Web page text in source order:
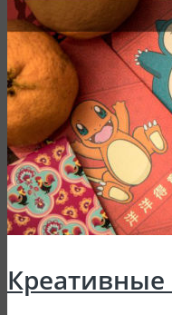
Креативные